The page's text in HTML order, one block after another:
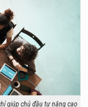
giúp chủ đầu tư nâng cao